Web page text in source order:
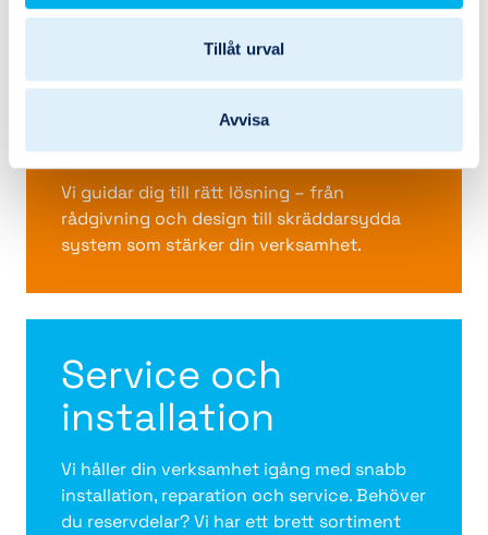
Tillåt urval
Avvisa
Tjänster och
lösningar
Vi guidar dig till rätt lösning – från
rådgivning och design till skräddarsydda
system som stärker din verksamhet.
Service och
installation
Vi håller din verksamhet igång med snabb
installation, reparation och service. Behöver
du reservdelar? Vi har ett brett sortiment